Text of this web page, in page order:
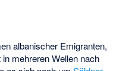
albanischer Emigranten,
mehreren Wellen nach